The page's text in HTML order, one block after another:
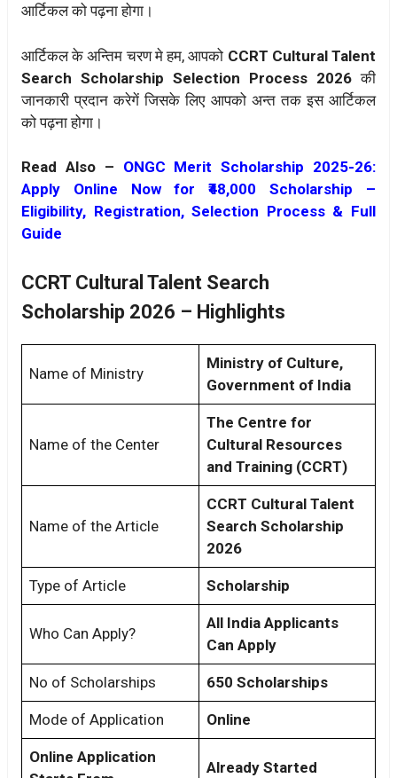
आर्टिकल को पढ़ना होगा।
आर्टिकल के अन्तिम चरण मे हम, आपको CCRT Cultural Talent
Search Scholarship Selection Process 2026की
जानकारी प्रदान करेगें जिसके लिए आपको अन्त तक इस आर्टिकल
को पढ़ना होगा।
Read Also – ONGC Merit Scholarship 2025-26:
Apply Online Now for ₹48,000 Scholarship –
Eligibility, Registration, Selection Process & Full
Guide
CCRT Cultural Talent Search
Scholarship 2026 – Highlights
Name of Ministry
Ministry of Culture,
Government of India
Name of the Center
The Centre for
Cultural Resources
and Training (CCRT)
Name of the Article
CCRT Cultural Talent
Search Scholarship
2026
Type of Article Scholarship
Who Can Apply?
All India Applicants
Can Apply
No of Scholarships 650 Scholarships
Mode of Application Online
Online Application
Already Started